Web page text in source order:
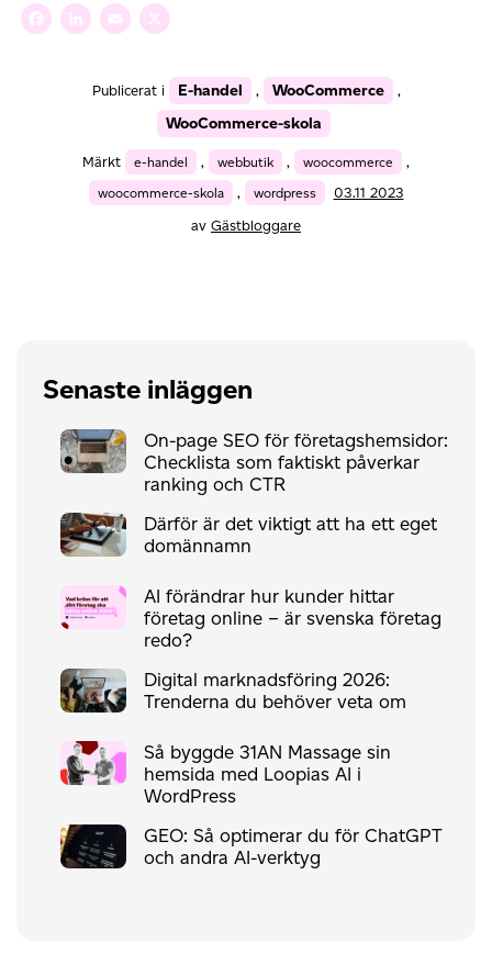
Facebook
LinkedIn
Email
Publicerat i E-handel , WooCommerce ,
WooCommerce-skola
Märkt e-handel , webbutik , woocommerce
,
woocommerce-skola
, wordpress
03.11 2023
av Gästbloggare
Senaste inläggen
On-page SEO för företagshemsidor:
Checklista som faktiskt påverkar
ranking och CTR
Därför är det viktigt att ha ett eget
domännamn
AI förändrar hur kunder hittar
företag online – är svenska företag
redo?
Digital marknadsföring 2026:
Trenderna du behöver veta om
Så byggde 31AN Massage sin
hemsida med Loopias AI i
WordPress
GEO: Så optimerar du för ChatGPT
och andra AI-verktyg